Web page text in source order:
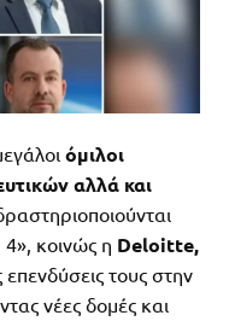
όμιλοι
αλλά και
κοινώς η Deloitte,
επενδύσεις τους στην
νέες δομές και